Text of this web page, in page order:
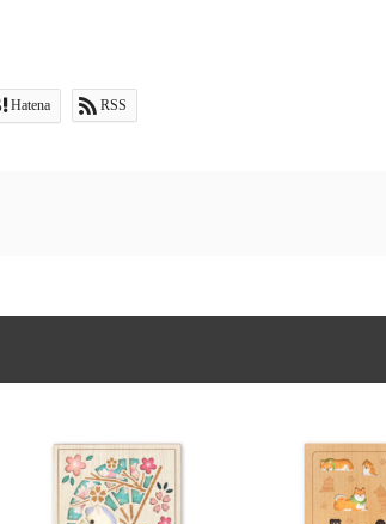
Hatena RSS